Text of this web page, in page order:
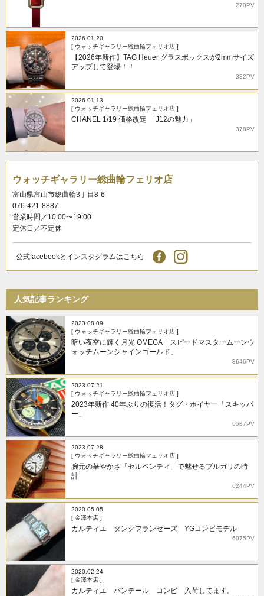
270PV
2026.01.20
[ ウォッチギャラリー総曲輪フェリオ店 ]
【2026年新作】TAG Heuer グラスボックスが2mmサイズ
アップして登場！！
332PV
2026.01.13
[ ウォッチギャラリー総曲輪フェリオ店 ]
CHANEL 1/19 価格改定 「J12の魅力」
378PV
ウォッチギャラリー総曲輪フェリオ店
富山県富山市総曲輪3丁目8-6
076-421-8887
営業時間／10:00〜19:00
定休日／不定休
公式facebookとインスタグラムはこちら
人気記事ランキング
2023.08.09
[ ウォッチギャラリー総曲輪フェリオ店 ]
暗い夜空に輝く月光 OMEGA「スピードマスタームーンウ
ォッチムーンシャインゴールド」
8646PV
2023.07.21
[ ウォッチギャラリー総曲輪フェリオ店 ]
2023年新作 40年ぶりの復活！タグ・ホイヤー「スキッパ
ー」
6587PV
2023.07.28
[ ウォッチギャラリー総曲輪フェリオ店 ]
腕元の華やかさ「セルペンティ」で魅せるブルガリの時
計
6244PV
2020.05.05
[ 金澤本店 ]
カルティエ タンクフランセーズ YGコンビモデル
6075PV
2020.02.24
[ 金澤本店 ]
カルティエ パンテール コンビ 入荷してます。